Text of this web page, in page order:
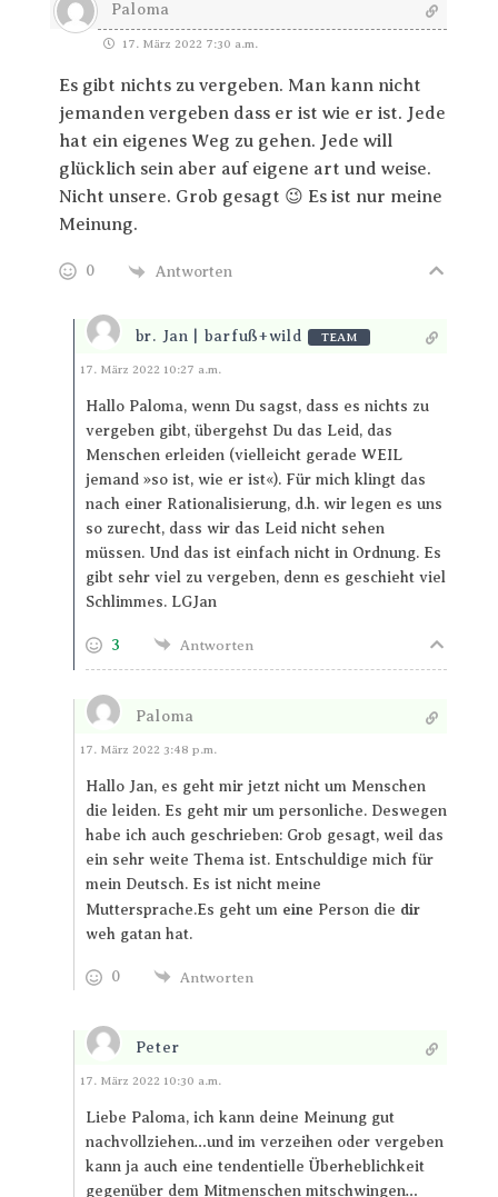
Paloma
17. März 2022 7:30 a.m.
Es gibt nichts zu vergeben. Man kann nicht
jemanden vergeben dass er ist wie er ist. Jede
hat ein eigenes Weg zu gehen. Jede will
glücklich sein aber auf eigene art und weise.
Nicht unsere. Grob gesagt 😉 Es ist nur meine
Meinung.
0 Antworten
br. Jan | barfuß+wild TEAM
Antworten
17. März 2022 10:27 a.m.
Hallo Paloma, wenn Du sagst, dass es nichts zu
vergeben gibt, übergehst Du das Leid, das
Menschen erleiden (vielleicht gerade WEIL
jemand »so ist, wie er ist«). Für mich klingt das
nach einer Rationalisierung, d.h. wir legen es uns
so zurecht, dass wir das Leid nicht sehen
müssen. Und das ist einfach nicht in Ordnung. Es
gibt sehr viel zu vergeben, denn es geschieht viel
Schlimmes. LGJan
3 Antworten
Paloma
Antworten
17. März 2022 3:48 p.m.
Hallo Jan, es geht mir jetzt nicht um Menschen
die leiden. Es geht mir um personliche. Deswegen
habe ich auch geschrieben: Grob gesagt, weil das
ein sehr weite Thema ist. Entschuldige mich für
mein Deutsch. Es ist nicht meine
Muttersprache.Es geht um eine Person die dir
weh gatan hat.
0 Antworten
Peter
Antworten
17. März 2022 10:30 a.m.
Liebe Paloma, ich kann deine Meinung gut
nachvollziehen…und im verzeihen oder vergeben
kann ja auch eine tendentielle Überheblichkeit
gegenüber dem Mitmenschen mitschwingen…